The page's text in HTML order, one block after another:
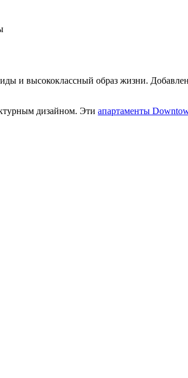
и высококлассный образ жизни.
дизайном. Эти апартаменты